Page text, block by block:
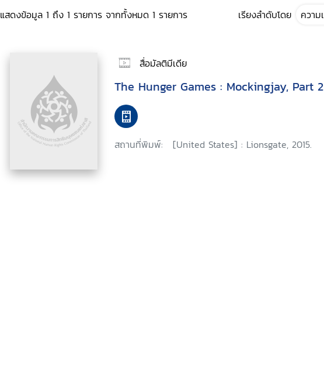
แสดงข้อมูล 1 ถึง 1 รายการ จากทั้งหมด 1 รายการ เรียงลำดับโดย
สื่อมัลติมีเดีย
The Hunger Games : Mockingjay, Part 2
สถานที่พิมพ์: [United States] : Lionsgate, 2015.